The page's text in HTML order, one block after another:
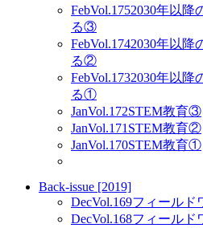
FebVol.1752030年以降
る③
FebVol.1742030年以降
る②
FebVol.1732030年以降
る①
JanVol.172STEM教育③
JanVol.171 STEM教育②
JanVol.170STEM教育①
Back-issue [2019]
DecVol.169フィールド
DecVol.168フィールド